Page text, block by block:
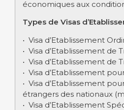
économiques aux
Types de Visas
• Visa d’Etablissement
• Visa d’Etablissement de
• Visa d’Etablissement de
• Visa d’Etablissement
• Visa d’Etablissement
étrangers des nationaux
• Visa d’Etablissement